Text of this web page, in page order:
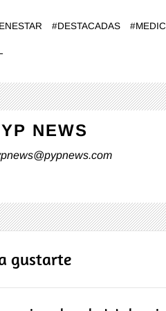
#DESTACADAS #
NEWS
gustarte